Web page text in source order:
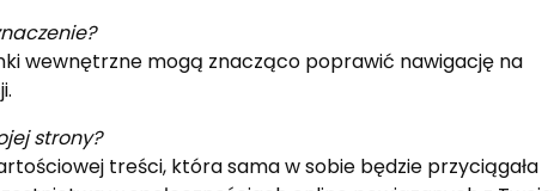
wewnętrzne mogą znacząco poprawić nawigację na
strony?
treści, która sama w sobie będzie przyciągała